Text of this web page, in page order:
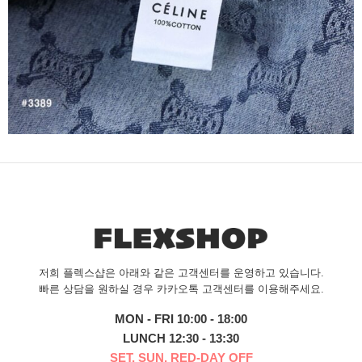
저희 플렉스샵은 아래와 같은 고객센터를 운영하고 있습니다.
빠른 상담을 원하실 경우 카카오톡 고객센터를 이용해주세요.
MON - FRI 10:00 - 18:00
LUNCH 12:30 - 13:30
SET, SUN, RED-DAY OFF